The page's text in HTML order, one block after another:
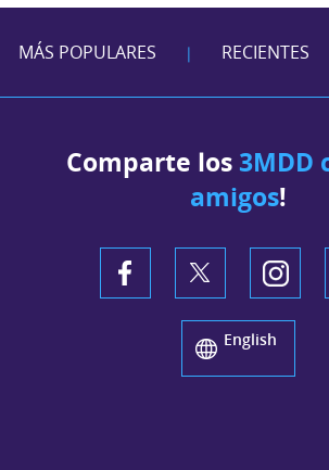
MÁS POPULARES | RECIENTES
Comparte los 3MDD
amigos!
English